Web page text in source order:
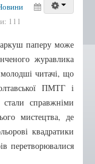
111
паперу може
журавлика
читачі, що
ПМТГ і
справжніми
мистецтва, де
квадратики
перетворювалися